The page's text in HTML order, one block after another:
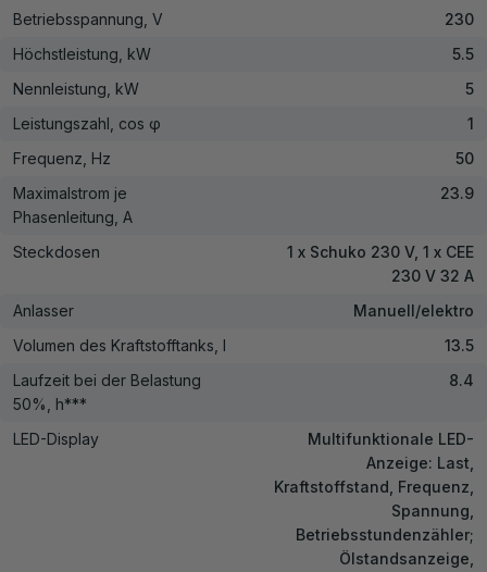
Betriebsspannung, V
230
Höchstleistung, kW
5.5
Nennleistung, kW
5
Leistungszahl, cos φ
1
Frequenz, Hz
50
Maximalstrom je
Phasenleitung, A
23.9
Steckdosen
1 x Schuko 230 V, 1 x CEE
230 V 32 A
Anlasser
Manuell/elektro
Volumen des Kraftstofftanks, l
13.5
Laufzeit bei der Belastung
50%, h***
8.4
LED-Display
Multifunktionale LED-
Anzeige: Last,
Kraftstoffstand, Frequenz,
Spannung,
Betriebsstundenzähler;
Ölstandsanzeige,